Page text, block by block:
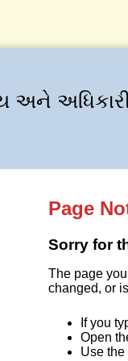
અને
Page
Sorry for
The page
changed, or
If you
Open
Use